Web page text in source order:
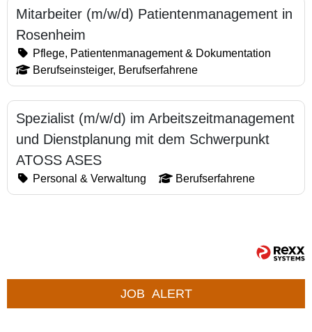
Mitarbeiter (m/w/d) Patientenmanagement in
Rosenheim
Pflege, Patientenmanagement & Dokumentation
Berufseinsteiger, Berufserfahrene
Spezialist (m/w/d) im Arbeitszeitmanagement
und Dienstplanung mit dem Schwerpunkt
ATOSS ASES
Personal & Verwaltung Berufserfahrene
JOB ALERT